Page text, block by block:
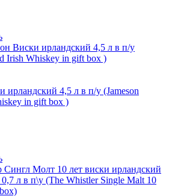
ирландский 4,5 л в п/у (Jameson
in gift box )